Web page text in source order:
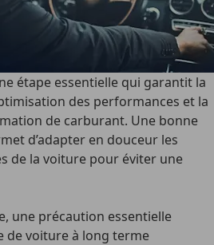
étape essentielle qui garantit la
des performances et la
de carburant. Une bonne
d’adapter en douceur les
de la voiture pour éviter une
une précaution essentielle
de voiture à long terme